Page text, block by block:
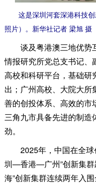
这是深圳河套深港科技创
照片）。新华社记者 梁旭 摄
谈及粤港澳三地优势
情报研究所党总支书记、
高校和科研平台，基础研
出；广州高校、大院大
善的创投体系、高效的市
三角九市具备先进的制造
劲。
2025年，中国在全球
圳—香港—广州”创新集
海”创新集群连续两年入